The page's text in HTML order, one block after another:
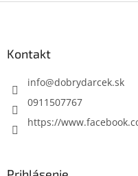
Kontakt
info@dobrydarcek.sk
0911507767
https://